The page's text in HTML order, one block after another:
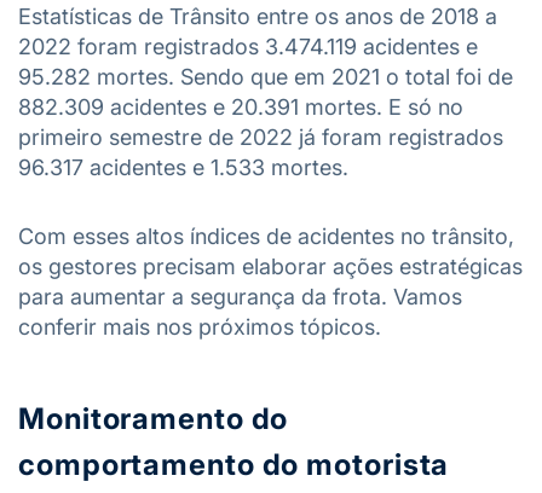
Estatísticas de Trânsito entre os anos de 2018 a
2022 foram registrados 3.474.119 acidentes e
95.282 mortes. Sendo que em 2021 o total foi de
882.309 acidentes e 20.391 mortes. E só no
primeiro semestre de 2022 já foram registrados
96.317 acidentes e 1.533 mortes.
Com esses altos índices de acidentes no trânsito,
os gestores precisam elaborar ações estratégicas
para aumentar a segurança da frota. Vamos
conferir mais nos próximos tópicos.
Monitoramento do
comportamento do motorista